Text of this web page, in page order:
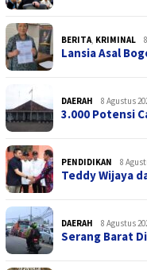
BERITA KRIMINAL
Lansia Asal
DAERAH 8 Agustus
3.000 Potensi
PENDIDIKAN 8
Teddy Wijaya
DAERAH 8 Agustus
Serang Barat